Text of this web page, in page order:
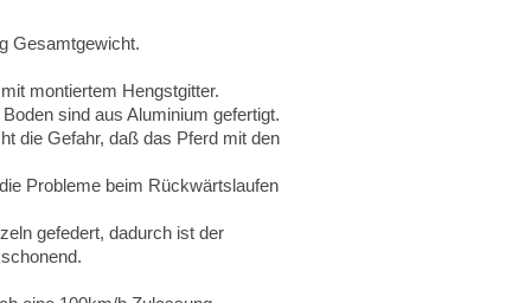
Gesamtgewicht.
montiertem Hengstgitter.
sind aus Aluminium gefertigt.
die Gefahr, daß das Pferd mit den
Probleme beim Rückwärtslaufen
gefedert, dadurch ist der